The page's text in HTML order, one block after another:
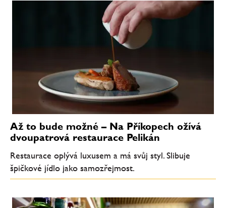
Až to bude možné – Na Příkopech ožívá
dvoupatrová restaurace Pelikán
Restaurace oplývá luxusem a má svůj styl. Slibuje
špičkové jídlo jako samozřejmost.